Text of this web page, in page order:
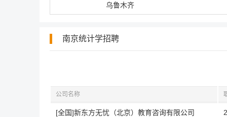
乌鲁木齐
南京统计学招聘
公司名称
[全国]新东方无忧（北京）教育咨询有限公司